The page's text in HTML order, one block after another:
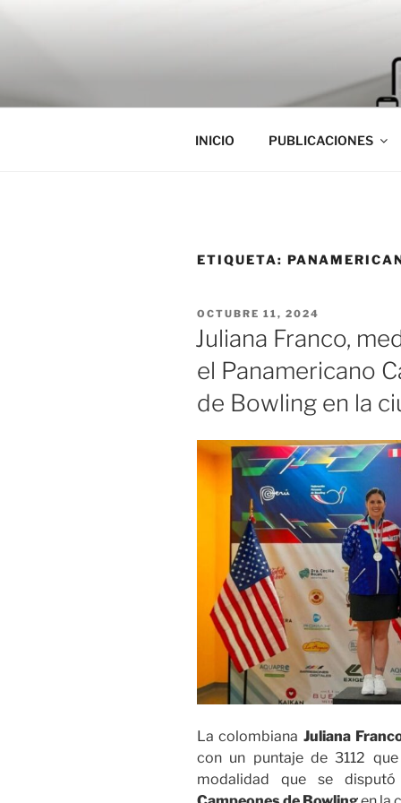
INICIO PUBLICACIONES
ETIQUETA:
PUBLICADO
EL
OCTUBRE 11, 2024
Juliana Franco,
el Panamericano
de Bowling en la
La colombiana Juliana
con un puntaje de 3112
modalidad que se